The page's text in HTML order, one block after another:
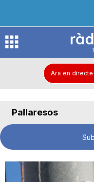
R
o
Ara en directe
Pallaresos